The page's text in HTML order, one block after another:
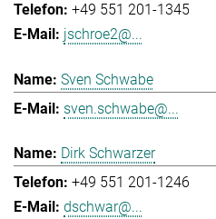
+49 551 201-1345
jschroe2@...
Sven Schwabe
sven.schwabe@...
Dirk Schwarzer
+49 551 201-1246
dschwar@...